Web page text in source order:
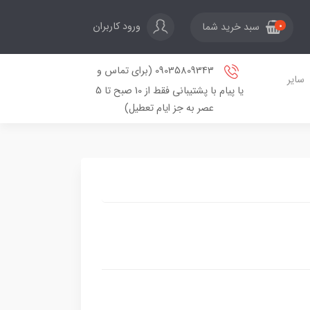
0 سبد خرید شما ورود کاربران
سایر
09035809343 (برای تماس و
یا پیام با پشتیبانی فقط از 10 صبح تا 5
عصر به جز ایام تعطیل)